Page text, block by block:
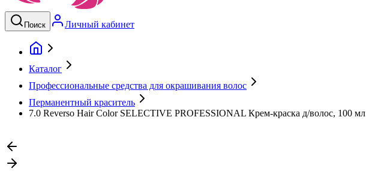
Поиск Личный кабинет
Каталог
Профессиональные средства для окрашивания волос
Перманентный краситель
7.0 Reverso Hair Color SELECTIVE PROFESSIONAL Крем-краска д/волос, 100 мл